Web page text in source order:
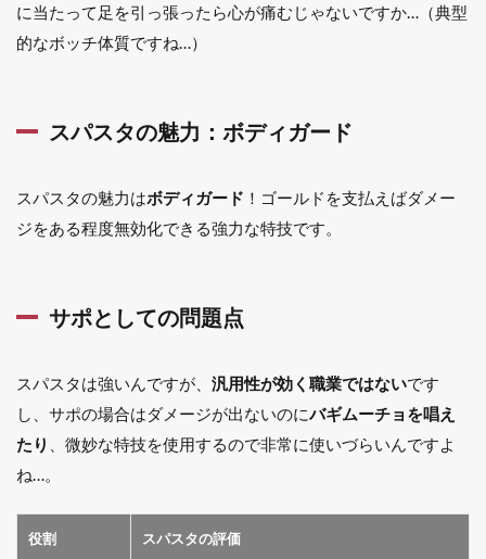
に当たって足を引っ張ったら心が痛むじゃないですか…（典型
的なボッチ体質ですね…）
スパスタの魅力：ボディガード
スパスタの魅力はボディガード ！ゴールドを支払えばダメー
ジをある程度無効化できる強力な特技です。
サポとしての問題点
スパスタは強いんですが、 汎用性が効く職業ではないです
し、サポの場合はダメージが出ないのにバギムーチョを唱え
たり
、微妙な特技を使用するので非常に使いづらいんですよ
ね…。
役割 スパスタの評価